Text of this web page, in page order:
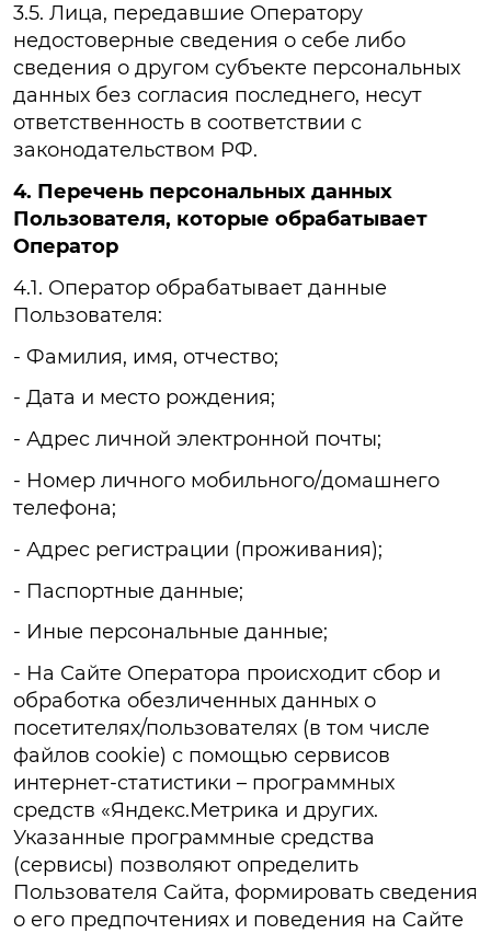
3.5. Лица, передавшие Оператору
недостоверные сведения о себе либо
сведения о другом субъекте персональных
данных без согласия последнего, несут
ответственность в соответствии с
законодательством РФ.
4. Перечень персональных данных
Пользователя, которые обрабатывает
Оператор
4.1. Оператор обрабатывает данные
Пользователя:
- Фамилия, имя, отчество;
- Дата и место рождения;
- Адрес личной электронной почты;
- Номер личного мобильного/домашнего
телефона;
- Адрес регистрации (проживания);
- Паспортные данные;
- Иные персональные данные;
- На Сайте Оператора происходит сбор и
обработка обезличенных данных о
посетителях/пользователях (в том числе
файлов cookie) с помощью сервисов
интернет-статистики – программных
средств «Яндекс.Метрика и других.
Указанные программные средства
(сервисы) позволяют определить
Пользователя Сайта, формировать сведения
о его предпочтениях и поведения на Сайте